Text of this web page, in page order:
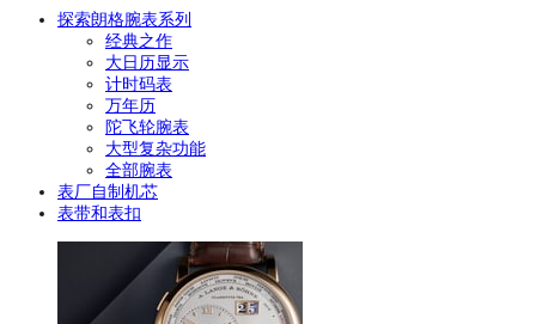
探索朗格腕表系列
经典之作
大日历显示
计时码表
万年历
陀飞轮腕表
大型复杂功能
全部腕表
表厂自制机芯
表带和表扣